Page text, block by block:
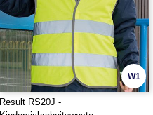
W1
Result RS20J -